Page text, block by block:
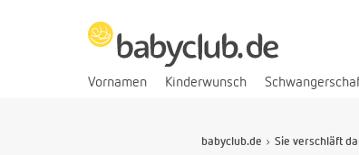
Vornamen Kinderwunsch
babyclub.de Sie verschläft